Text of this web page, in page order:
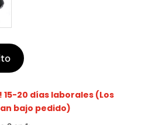
15-20 días laborales (Los
bajo pedido)